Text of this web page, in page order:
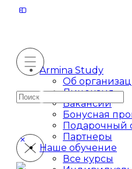
Armina Study
Об
Лицензия
Вакансии
Бонусная
Подарочный
Партнеры
Наше обучение
Все курсы
Искать: